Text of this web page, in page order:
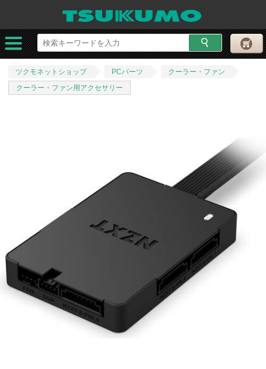
ツクモネットショップ PCパーツ
クーラー・ファン
クーラー・ファン用アクセサリー